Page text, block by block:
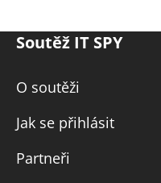
Soutěž IT SPY
O soutěži
Jak se přihlásit
Partneři